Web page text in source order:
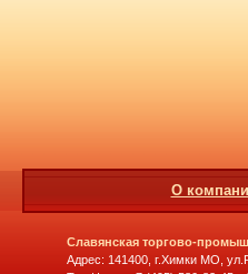
О
Славянская торгово-
Адрес: 141400, г.Химки МО,